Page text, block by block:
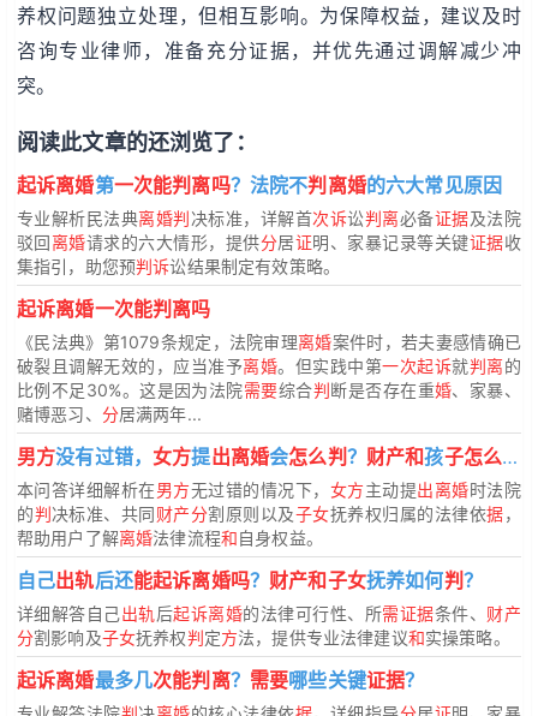
养权问题独立处理，但相互影响。为保障权益，建议及时
咨询专业律师，准备充分证据，并优先通过调解减少冲
突。
阅读此文章的还浏览了：
起诉离婚第一次能判离吗？法院不判离婚的六大常见原因
专业解析民法典离婚判决标准，详解首次诉讼判离必备证据及法院
驳回离婚请求的六大情形，提供分居证明、家暴记录等关键证据收
集指引，助您预判诉讼结果制定有效策略。
起诉离婚一次能判离吗
《民法典》第1079条规定，法院审理离婚案件时，若夫妻感情确已
破裂且调解无效的，应当准予离婚。但实践中第一次起诉就判离的
比例不足30%。这是因为法院需要综合判断是否存在重婚、家暴、
赌博恶习、 分居满两年...
男方没有过错， 女方提出离婚会怎么判 ？ 财产和孩子怎么分
本问答详细解析在男方无过错的情况下， 女方主动提出离婚时法院
的判决标准、共同财产分割原则以及子女抚养权归属的法律依据，
帮助用户了解离婚法律流程和自身权益。
自己出轨后还能起诉离婚吗？ 财产和子女抚养如何判 ？
详细解答自己出轨 后起诉离婚的法律可行性、所需证据条件、 财产
分割影响及子女抚养权判定方法，提供专业法律建议和实操策略。
起诉离婚最多几次能判离？ 需要哪些关键证据？